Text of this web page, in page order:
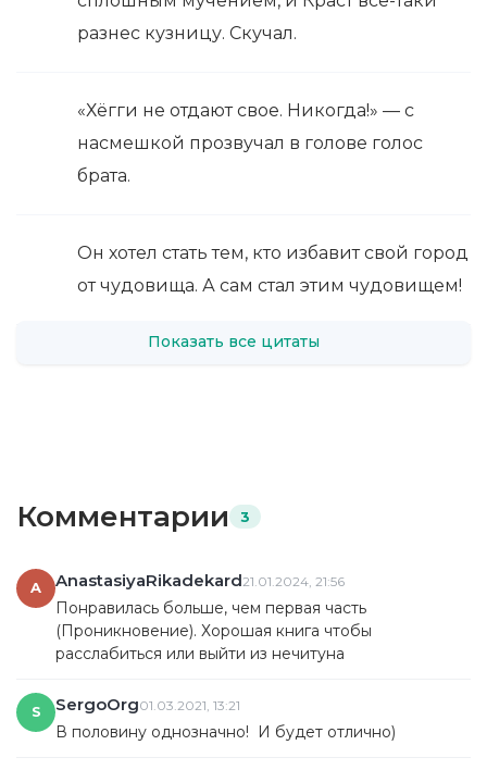
разнес кузницу. Скучал.
«Хёгги не отдают свое. Никогда!» — с
насмешкой прозвучал в голове голос
брата.
Он хотел стать тем, кто избавит свой город
от чудовища. А сам стал этим чудовищем!
Показать все цитаты
Комментарии 3
A AnastasiyaRikadekard21.01.2024, 21:56
Понравилась больше, чем первая часть
(Проникновение). Хорошая книга чтобы
расслабиться или выйти из нечитуна
S SergoOrg01.03.2021, 13:21
В половину однозначно! И будет отлично)